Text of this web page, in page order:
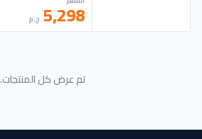
5,298 ج.م
تم عرض كل المنتجات.